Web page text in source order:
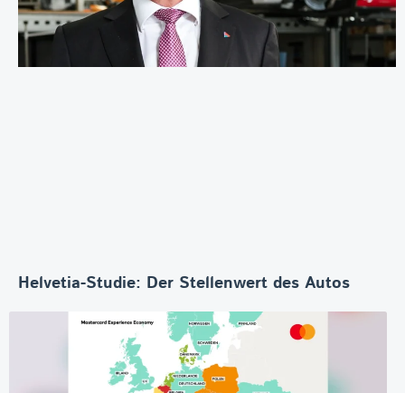
Helvetia-Studie: Der Stellenwert des Autos